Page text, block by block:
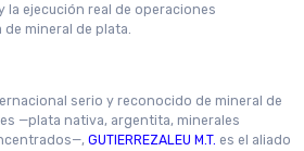
ejecución real de operaciones
mineral de plata.
serio y reconocido de mineral de
—plata nativa, argentita, minerales
GUTIERREZALEU M.T. es el aliado